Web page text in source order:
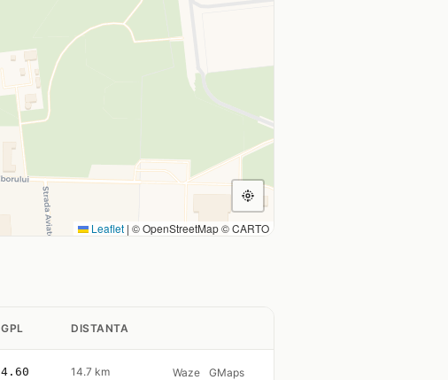
Leaflet | © OpenStreetMap © CARTO
GPL DISTANTA
4.60 14.7 km Waze GMaps